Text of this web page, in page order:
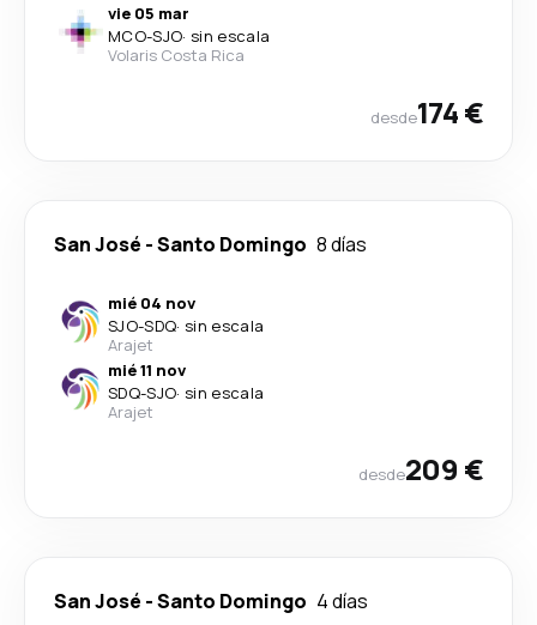
vie 05 mar
MCO-SJO· sin escala
Volaris Costa Rica
desde174 €
San José -Santo Domingo 8 días
mié 04 nov
SJO-SDQ· sin escala
Arajet
mié 11 nov
SDQ-SJO· sin escala
Arajet
desde209 €
San José -Santo Domingo 4 días